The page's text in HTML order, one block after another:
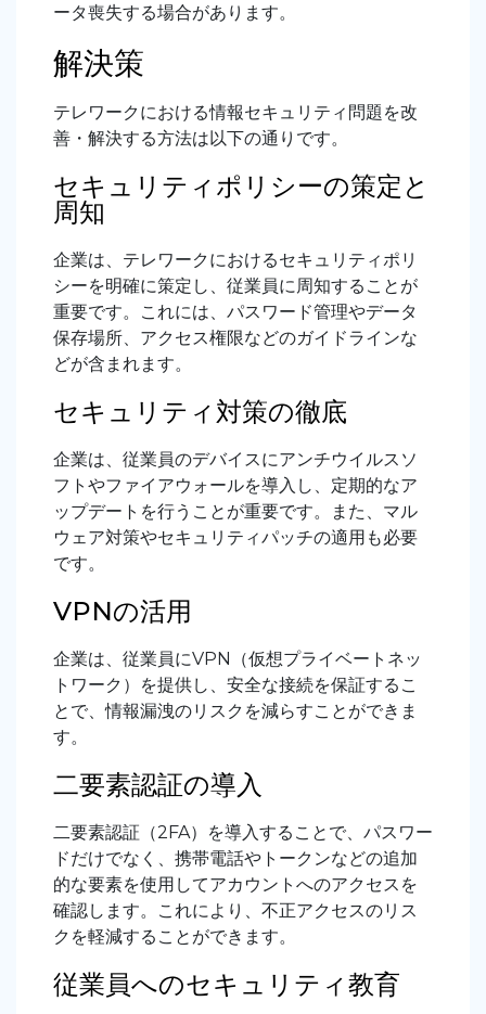
ータ喪失する場合があります。
解決策
テレワークにおける情報セキュリティ問題を改
善・解決する方法は以下の通りです。
セキュリティポリシーの策定と
周知
企業は、テレワークにおけるセキュリティポリ
シーを明確に策定し、従業員に周知することが
重要です。これには、パスワード管理やデータ
保存場所、アクセス権限などのガイドラインな
どが含まれます。
セキュリティ対策の徹底
企業は、従業員のデバイスにアンチウイルスソ
フトやファイアウォールを導入し、定期的なア
ップデートを行うことが重要です。また、マル
ウェア対策やセキュリティパッチの適用も必要
です。
VPNの活用
企業は、従業員にVPN（仮想プライベートネッ
トワーク）を提供し、安全な接続を保証するこ
とで、情報漏洩のリスクを減らすことができま
す。
二要素認証の導入
二要素認証（2FA）を導入することで、パスワー
ドだけでなく、携帯電話やトークンなどの追加
的な要素を使用してアカウントへのアクセスを
確認します。これにより、不正アクセスのリス
クを軽減することができます。
従業員へのセキュリティ教育